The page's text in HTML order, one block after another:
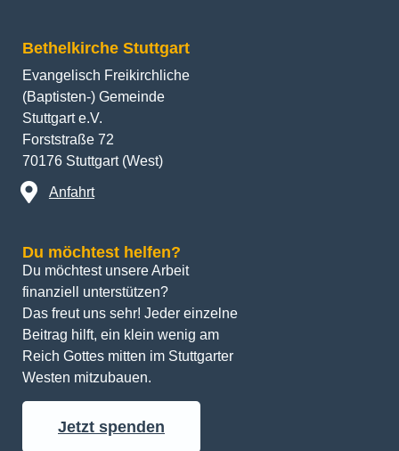
Bethelkirche Stuttgart
Evangelisch Freikirchliche
(Baptisten-) Gemeinde
Stuttgart e.V.
Forststraße 72
70176 Stuttgart (West)
Anfahrt
Du möchtest helfen?
Du möchtest unsere Arbeit
finanziell unterstützen?
Das freut uns sehr! Jeder einzelne
Beitrag hilft, ein klein wenig am
Reich Gottes mitten im Stuttgarter
Westen mitzubauen.
Jetzt spenden